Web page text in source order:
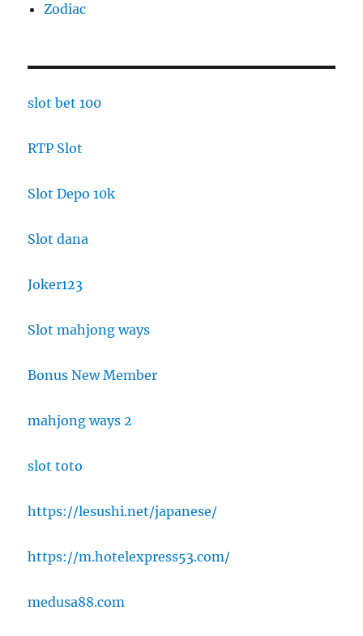
Zodiac
slot bet 100
RTP Slot
Slot Depo 10k
Slot dana
Joker123
Slot mahjong ways
Bonus New Member
mahjong ways 2
slot toto
https://lesushi.net/japanese/
https://m.hotelexpress53.com/
medusa88.com